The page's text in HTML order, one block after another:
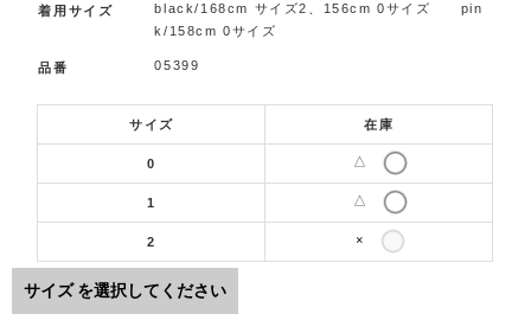
着用サイズ
black/168cm サイズ2、156cm 0サイズ pin
k/158cm 0サイズ
品番 05399
サイズ 在庫
0 △
1 △
2 ×
サイズ を選択してください